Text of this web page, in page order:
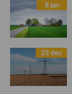
8 jan
23 dec